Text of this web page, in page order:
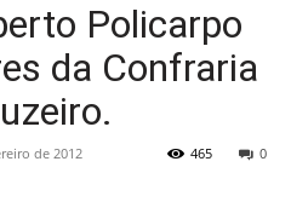
Policarpo
da Confraria
de 2012 0
465